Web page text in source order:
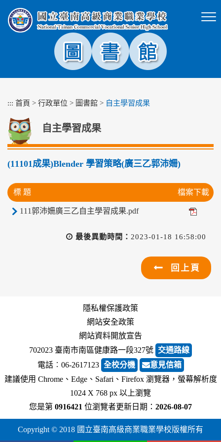
塊
::: 首頁 > 行政單位 > 圖書館 > 自主學習成果
自主學習成果
(11101成果)Blender 學習策略(廣三乙郭沛姍)
標 題 檔案下載
111郭沛姍廣三乙自主學習成果.pdf
最後異動時間： 2023-01-18 16:58:00
回上頁
隱私權保護政策
網站安全政策
網站資料開放宣告
702023 臺南市南區健康路一段327號 交通路線
電話︰06-2617123 全校分機
意見信箱
建議使用 Chrome、Edge、Safari、Firefox 瀏覽器，螢幕解析度
1024 X 768 px 以上瀏覽
您是第 0916421 位瀏覽者更新日期： 2026-08-07
Copyright © 2018 國立臺南高級商業職業學校版權所有